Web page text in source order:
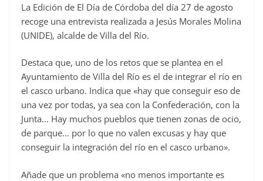
c
e
b
o
o
k
La Edición de El Día de Córdoba del día 27 de agosto
recoge una entrevista realizada a Jesús Morales Molina
(UNIDE), alcalde de Villa del Río.
Destaca que, uno de los retos que se plantea en el
Ayuntamiento de Villa del Río es el de integrar el río en
el casco urbano. Indica que «hay que conseguir eso de
una vez por todas, ya sea con la Confederación, con la
Junta… Hay muchos pueblos que tienen zonas de ocio,
de parque… por lo que no valen excusas y hay que
conseguir la integración del río en el casco urbano».
Añade que un problema «no menos importante es